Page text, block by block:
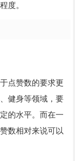
度。
点赞数的要求更
健身等领域，要
的水平。而在一
数相对来说可以